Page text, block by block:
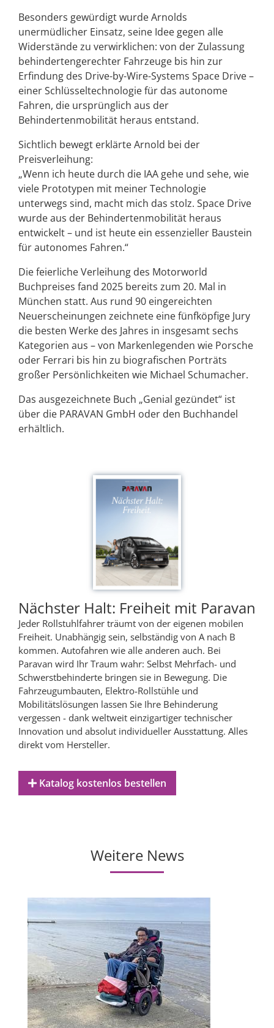
Besonders gewürdigt wurde Arnolds
unermüdlicher Einsatz, seine Idee gegen alle
Widerstände zu verwirklichen: von der Zulassung
behindertengerechter Fahrzeuge bis hin zur
Erfindung des Drive-by-Wire-Systems Space Drive –
einer Schlüsseltechnologie für das autonome
Fahren, die ursprünglich aus der
Behindertenmobilität heraus entstand.
Sichtlich bewegt erklärte Arnold bei der
Preisverleihung:
„Wenn ich heute durch die IAA gehe und sehe, wie
viele Prototypen mit meiner Technologie
unterwegs sind, macht mich das stolz. Space Drive
wurde aus der Behindertenmobilität heraus
entwickelt – und ist heute ein essenzieller Baustein
für autonomes Fahren.“
Die feierliche Verleihung des Motorworld
Buchpreises fand 2025 bereits zum 20. Mal in
München statt. Aus rund 90 eingereichten
Neuerscheinungen zeichnete eine fünfköpfige Jury
die besten Werke des Jahres in insgesamt sechs
Kategorien aus – von Markenlegenden wie Porsche
oder Ferrari bis hin zu biografischen Porträts
großer Persönlichkeiten wie Michael Schumacher.
Das ausgezeichnete Buch „Genial gezündet“ ist
über die PARAVAN GmbH oder den Buchhandel
erhältlich.
Nächster Halt: Freiheit mit Paravan
Jeder Rollstuhlfahrer träumt von der eigenen mobilen
Freiheit. Unabhängig sein, selbständig von A nach B
kommen. Autofahren wie alle anderen auch. Bei
Paravan wird Ihr Traum wahr: Selbst Mehrfach- und
Schwerstbehinderte bringen sie in Bewegung. Die
Fahrzeugumbauten, Elektro-Rollstühle und
Mobilitätslösungen lassen Sie Ihre Behinderung
vergessen - dank weltweit einzigartiger technischer
Innovation und absolut individueller Ausstattung. Alles
direkt vom Hersteller.
Katalog kostenlos bestellen
Weitere News